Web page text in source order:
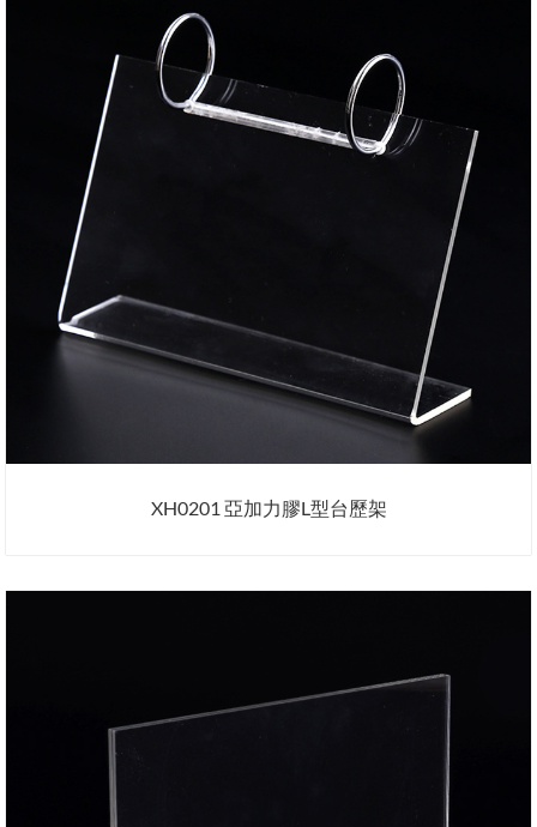
XH0201 亞加力膠L型台歷架